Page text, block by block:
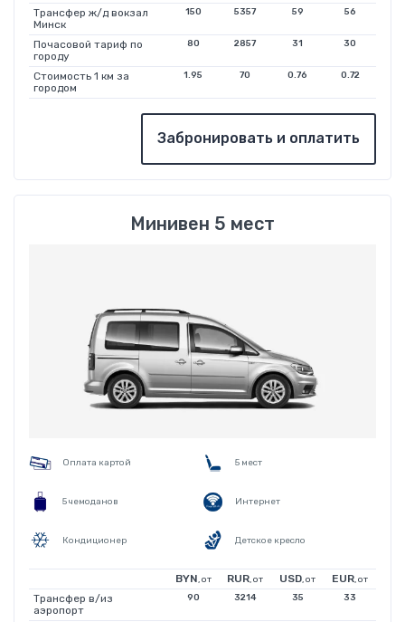
Трансфер ж/д вокзал
Минск
150 5357 59 56
Почасовой тариф по
городу
80 2857 31 30
Стоимость 1 км за
городом
1.95 70 0.76 0.72
Забронировать и оплатить
Минивен 5 мест
Оплата картой 5 мест
5 чемоданов Интернет
Кондиционер Детское кресло
BYN, от RUR, от USD, от EUR, от
Трансфер в/из
аэропорт
90 3214 35 33